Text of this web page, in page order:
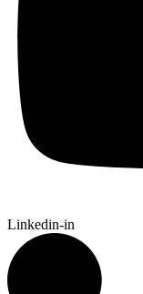
Linkedin-in